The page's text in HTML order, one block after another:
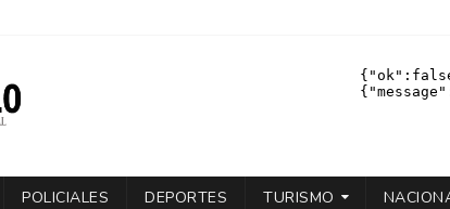
POLICIALES DEPORTES TURISMO